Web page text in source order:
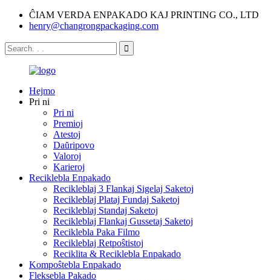
ĈIAM VERDA ENPAKADO KAJ PRINTING CO., LTD
henry@changrongpackaging.com
Hejmo
Pri ni
Pri ni
Premioj
Atestoj
Daŭripovo
Valoroj
Karieroj
Reciklebla Enpakado
Recikleblaj 3 Flankaj Sigelaj Saketoj
Recikleblaj Plataj Fundaj Saketoj
Recikleblaj Standaj Saketoj
Recikleblaj Flankaj Gussetaj Saketoj
Reciklebla Paka Filmo
Recikleblaj Retpoŝtistoj
Reciklita & Reciklebla Enpakado
Kompoŝtebla Enpakado
Fleksebla Pakado